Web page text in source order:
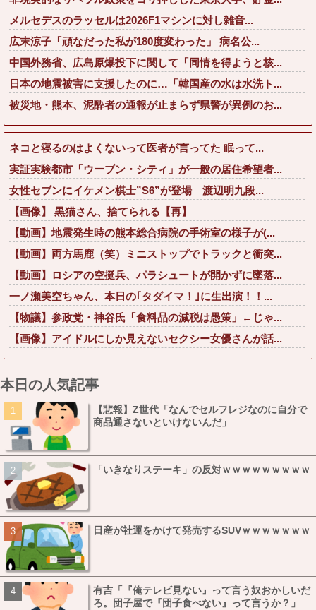
メルセデスのラッセルは2026F1マシンに対し雑音...
広末涼子「頑なだった私が180度変わった」 病名公...
中国外務省、広島原爆投下に関して「同情を得ようと核...
日本の地震被害に支援したのに…「韓国産の水は水洗ト...
被災地・熊本、泥酔者の通報が止まらず県警が異例のお...
ネコと寝るのはよくないって医者が言ってた 眠って...
実証実験都市「ウーブン・シティ」が一般の居住希望者...
女性セブンにイケメン棋士”S6”が登場 渡辺明九段...
【画像】 黒猫さん、捨てられる【再】
【動画】地震発生時の熊本総合病院の手術室の様子が(...
【動画】両方馬鹿（笑）ミニストップでトラックと衝突...
【動画】ロシアの空挺兵、パラシュートが開かずに墜落...
一ノ瀬美空ちゃん、本日の｢タダイマ！｣に生出演！！...
【物議】参政党・神谷氏「食料品の減税は愚策」←じゃ...
【画像】アイドルにしか見えないセクシー女優さんが話...
本日の人気記事
【悲報】Z世代「なんでセルフレジなのに自分で
商品通さないといけないんだ」
「いきなりステーキ」の反対ｗｗｗｗｗｗｗｗｗ
日産が社運をかけて発売するSUVｗｗｗｗｗｗｗ
有吉「『俺テレビ見ない』って言う奴おかしいだ
ろ。団子屋で『団子食べない』って言うか？」